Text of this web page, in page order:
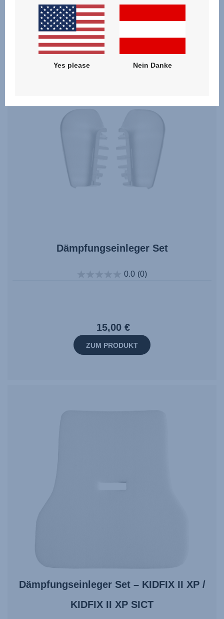
ZUM PRODUKT
Dämpfungseinleger Set
0.0 (0)
15,00 €
ZUM PRODUKT
Dämpfungseinleger Set – KIDFIX II XP /
KIDFIX II XP SICT
Yes please Nein Danke